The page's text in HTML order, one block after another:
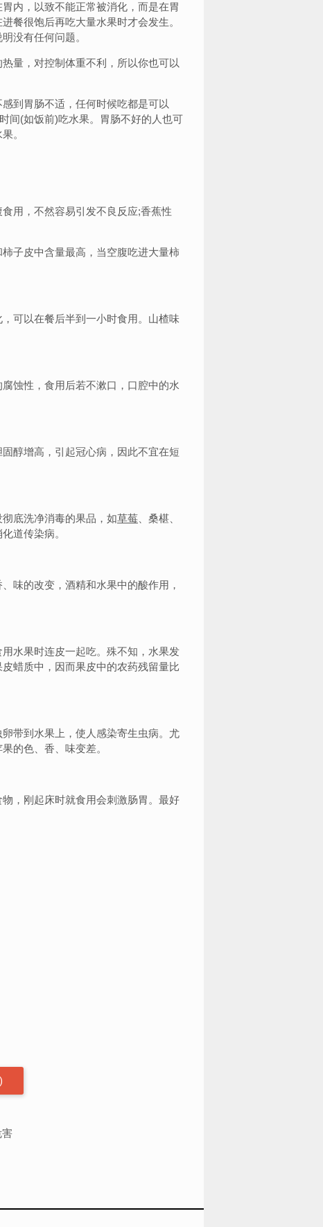
内，以致不能正常被消化，而是在胃
餐很饱后再吃大量水果时才会发生。
没有任何问题。
量，对控制体重不利，所以你也可以
到胃肠不适，任何时候吃都是可以
间(如饭前)吃水果。胃肠不好的人也可
。
用，不然容易引发不良反应;香蕉性
子皮中含量最高，当空腹吃进大量柿
可以在餐后半到一小时食用。山楂味
蚀性，食用后若不漱口，口腔中的水
固醇增高，引起冠心病，因此不宜在短
底洗净消毒的果品，如草莓 、桑椹、
道传染病。
的改变，酒精和水果中的酸作用，
水果时连皮一起吃。殊不知，水果发
蜡质中，因而果皮中的农药残留量比
带到水果上，使人感染寄生虫病。尤
的色、香、味变差。
，刚起床时就食用会刺激肠胃。最好
)
害